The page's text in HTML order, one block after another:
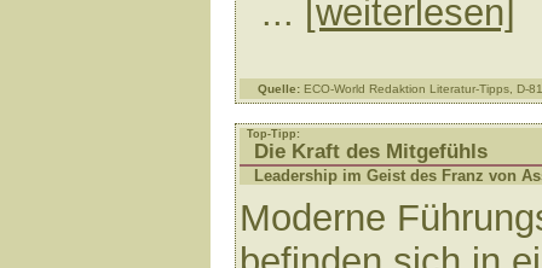
... [weiterlesen]
Quelle: ECO-World Redaktion Literatur-Tipps, D-
Top-Tipp:
Die Kraft des Mitgefühls
Leadership im Geist des Franz von
Moderne